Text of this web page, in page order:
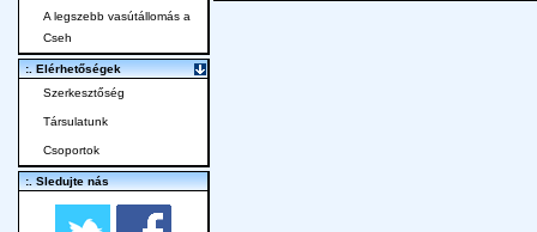
A legszebb vasútállomás a
Cseh
:. Elérhetőségek
Szerkesztőség
Társulatunk
Csoportok
:. Sledujte nás